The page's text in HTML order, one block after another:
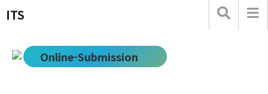
ITS
Online-Submission